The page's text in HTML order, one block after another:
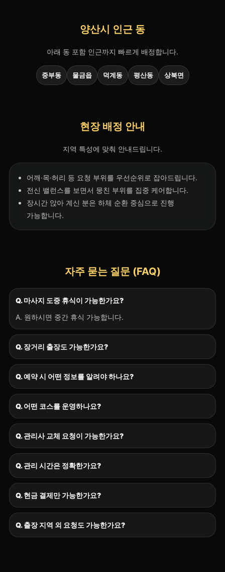
양산시 인근 동
아래 동 포함 인근까지 빠르게 배정합니다.
중부동 물금읍 덕계동 평산동 상북면
현장 배정 안내
지역 특성에 맞춰 안내드립니다.
어깨·목·허리 등 요청 부위를 우선순위로 잡아드립니다.
전신 밸런스를 보면서 뭉친 부위를 집중 케어합니다.
장시간 앉아 계신 분은 하체 순환 중심으로 진행
가능합니다.
자주 묻는 질문 (FAQ)
Q. 마사지 도중 휴식이 가능한가요?
A. 원하시면 중간 휴식 가능합니다.
Q. 장거리 출장도 가능한가요?
Q. 예약 시 어떤 정보를 알려야 하나요?
Q. 어떤 코스를 운영하나요?
Q. 관리사 교체 요청이 가능한가요?
Q. 관리 시간은 정확한가요?
Q. 현금 결제만 가능한가요?
Q. 출장 지역 외 요청도 가능한가요?